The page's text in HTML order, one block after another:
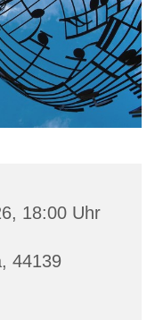
18:00 Uhr
44139